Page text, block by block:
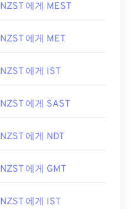
NZST 에게 MEST
NZST 에게 MET
NZST 에게 IST
NZST 에게 SAST
NZST 에게 NDT
NZST 에게 GMT
NZST 에게 IST